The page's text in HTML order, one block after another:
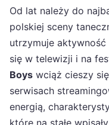
Od lat należy do
polskiej sceny
utrzymuje
się w telewizji i na
Boys wciąż cieszy
serwisach
energią,